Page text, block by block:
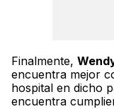
Finalmente,
encuentra mejor
hospital en dicho
encuentra